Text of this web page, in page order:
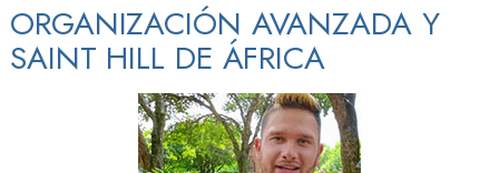
ORGANIZACIÓN AVANZADA Y
SAINT HILL DE ÁFRICA